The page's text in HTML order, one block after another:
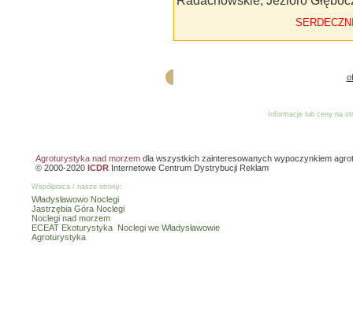
Informacje lub ceny na
Agroturystyka nad morzem dla wszystkich zainteresowanych wypoczynkiem
© 2000-2020 ICDR Internetowe Centrum Dystrybucji Reklam
Współpraca / nasze strony:
Władysławowo Noclegi
Jastrzębia Góra Noclegi
Noclegi nad morzem
ECEAT Ekoturystyka Noclegi we Władysławowie
Agroturystyka